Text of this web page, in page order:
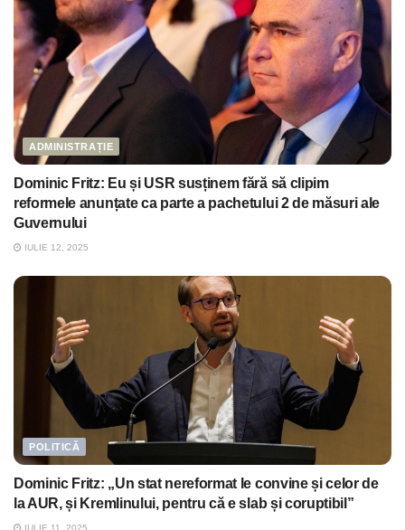
ADMINISTRAȚIE
Dominic Fritz: Eu și USR susținem fără să clipim
reformele anunțate ca parte a pachetului 2 de măsuri ale
Guvernului
IULIE 12, 2025
POLITICĂ
Dominic Fritz: „Un stat nereformat le convine și celor de
la AUR, și Kremlinului, pentru că e slab și coruptibil”